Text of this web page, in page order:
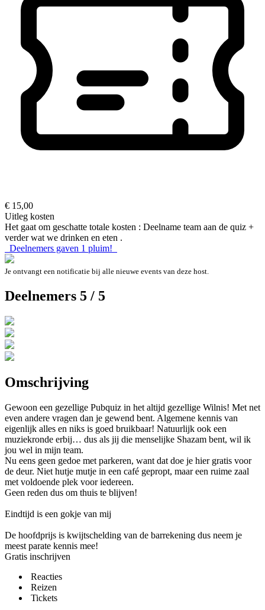
€ 15,00
Uitleg kosten
Het gaat om geschatte totale kosten : Deelname team aan de quiz +
verder wat we drinken en eten .
Deelnemers gaven 1 pluim!
Je ontvangt een notificatie bij alle nieuwe events van deze host.
Deelnemers 5 / 5
Omschrijving
Gewoon een gezellige Pubquiz in het altijd gezellige Wilnis! Met net
even andere vragen dan je gewend bent. Algemene kennis van
eigenlijk alles en niks is goed bruikbaar! Natuurlijk ook een
muziekronde erbij… dus als jij die menselijke Shazam bent, wil ik
jou wel in mijn team.
Nu eens geen gedoe met parkeren, want dat doe je hier gratis voor
de deur. Niet hutje mutje in een café gepropt, maar een ruime zaal
met voldoende plek voor iedereen.
Geen reden dus om thuis te blijven!
Eindtijd is een gokje van mij
De hoofdprijs is kwijtschelding van de barrekening dus neem je
meest parate kennis mee!
Gratis inschrijven
Reacties
Reizen
Tickets